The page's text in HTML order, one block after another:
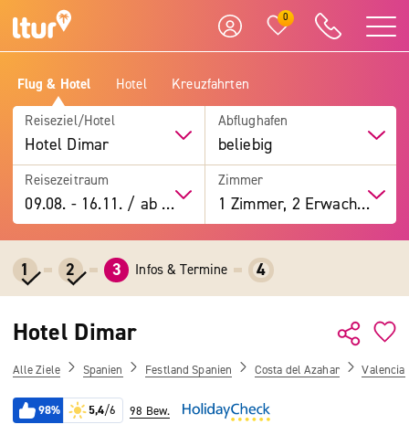
0
Flug & Hotel Hotel Kreuzfahrten
Reiseziel/Hotel
Hotel Dimar
Abflughafen
beliebig
Reisezeitraum
09.08. -16.11. / ab 7 Tage
Zimmer
1 Zimmer, 2 Erwachsene
1 2 3 Infos & Termine 4
Hotel Dimar
Alle Ziele Spanien Festland Spanien Costa del Azahar Valencia
98% 5,4/6 98 Bew.